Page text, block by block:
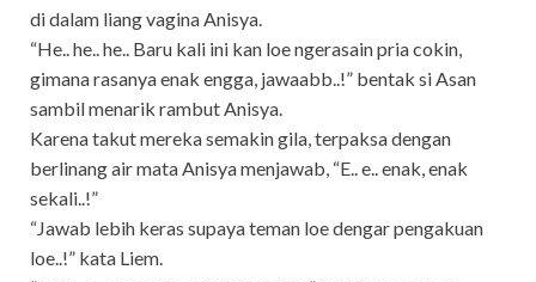
di dalam liang vagina Anisya.
“He.. he.. he.. Baru kali ini kan loe ngerasain pria cokin,
gimana rasanya enak engga, jawaabb..!” bentak si Asan
sambil menarik rambut Anisya.
Karena takut mereka semakin gila, terpaksa dengan
berlinang air mata Anisya menjawab, “E.. e.. enak, enak
sekali..!”
“Jawab lebih keras supaya teman loe dengar pengakuan
loe..!” kata Liem.